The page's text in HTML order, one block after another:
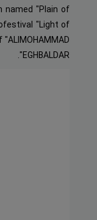
named "Plain of
"Light of
EGHBALDAR".